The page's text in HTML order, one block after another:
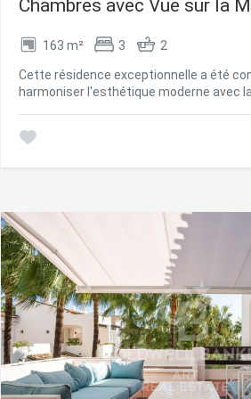
Chambres avec Vue sur la
163 m² 3 2
Cette résidence exceptionnelle a été
harmoniser l'esthétique moderne avec
d'inspiration scandinave. Le penthouse
créant un cadre paisible et élégant,
de mer. L'intérieur se distingue par sa luminosité, sa fluidité
et sa précision. La distribution a été
étudiée pour offrir une sensation
préservant l'intimité entre les espaces
chambres. Au cur de la résidence se
ouverte Poggenpohl équipée d'appareils
design et fonctionnalité se rencontrent.
sur un vaste salon-salle à manger, qui
sur la terrasse orientée au sud, parfaite
réceptions en extérieur, avec un